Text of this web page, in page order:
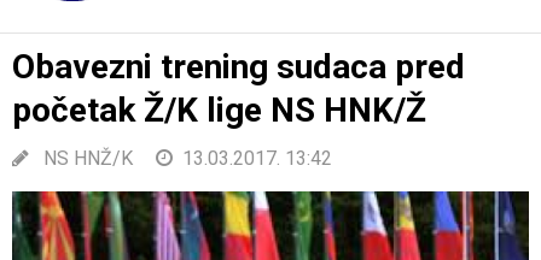
Obavezni trening sudaca pred
početak Ž/K lige NS HNK/Ž
NS HNŽ/K 13.03.2017. 13:42